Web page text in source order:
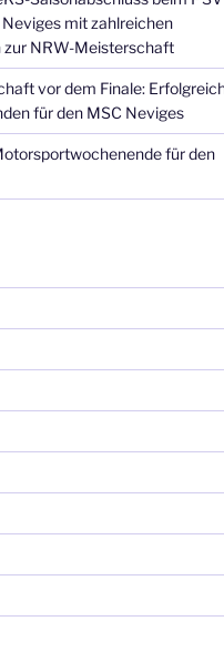
mit zahlreichen
NRW-Meisterschaft
vor dem Finale:
für den MSC Neviges
für den